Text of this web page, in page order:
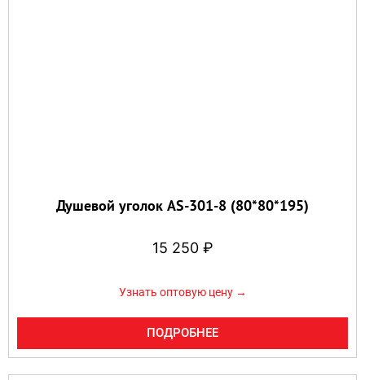
Душевой уголок AS-301-8 (80*80*195)
15 250 ₽
Узнать оптовую цену →
ПОДРОБНЕЕ